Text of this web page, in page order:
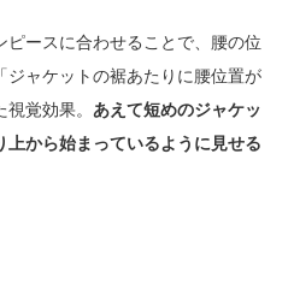
ースに合わせることで、腰の位
ャケットの裾あたりに腰位置が
覚効果。 あえて短めのジャケッ
上から始まっているように見せる